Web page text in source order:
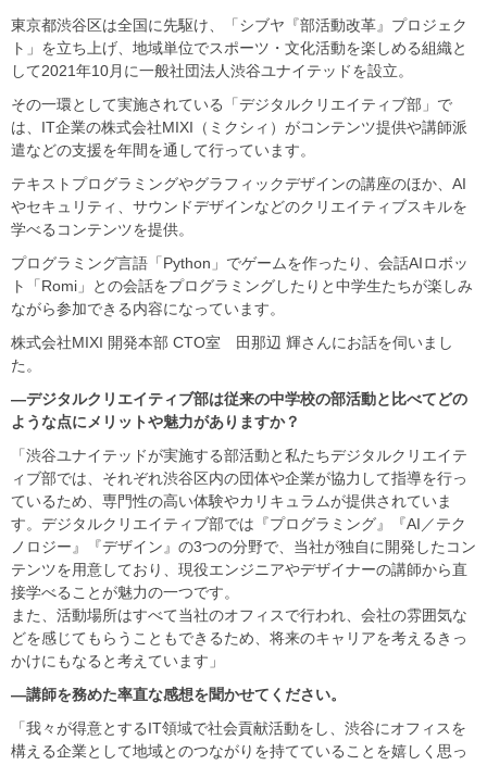
東京都渋谷区は全国に先駆け、「シブヤ『部活動改革』プロジェク
ト」を立ち上げ、地域単位でスポーツ・文化活動を楽しめる組織と
して2021年10月に一般社団法人渋谷ユナイテッドを設立。
その一環として実施されている「デジタルクリエイティブ部」で
は、IT企業の株式会社MIXI（ミクシィ）がコンテンツ提供や講師派
遣などの支援を年間を通して行っています。
テキストプログラミングやグラフィックデザインの講座のほか、AI
やセキュリティ、サウンドデザインなどのクリエイティブスキルを
学べるコンテンツを提供。
プログラミング言語「Python」でゲームを作ったり、会話AIロボッ
ト「Romi」との会話をプログラミングしたりと中学生たちが楽しみ
ながら参加できる内容になっています。
株式会社MIXI 開発本部 CTO室 田那辺 輝さんにお話を伺いまし
た。
―デジタルクリエイティブ部は従来の中学校の部活動と比べてどの
ような点にメリットや魅力がありますか？
「渋谷ユナイテッドが実施する部活動と私たちデジタルクリエイテ
ィブ部では、それぞれ渋谷区内の団体や企業が協力して指導を行っ
ているため、専門性の高い体験やカリキュラムが提供されていま
す。デジタルクリエイティブ部では『プログラミング』『AI／テク
ノロジー』『デザイン』の3つの分野で、当社が独自に開発したコン
テンツを用意しており、現役エンジニアやデザイナーの講師から直
接学べることが魅力の一つです。
また、活動場所はすべて当社のオフィスで行われ、会社の雰囲気な
どを感じてもらうこともできるため、将来のキャリアを考えるきっ
かけにもなると考えています」
―講師を務めた率直な感想を聞かせてください。
「我々が得意とするIT領域で社会貢献活動をし、渋谷にオフィスを
構える企業として地域とのつながりを持てていることを嬉しく思っ